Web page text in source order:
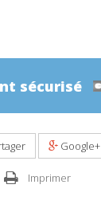
sécurisé
Google+
Imprimer